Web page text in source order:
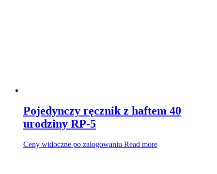
Pojedynczy ręcznik z haftem 40
urodziny RP-5
Ceny widoczne po zalogowaniu Read more